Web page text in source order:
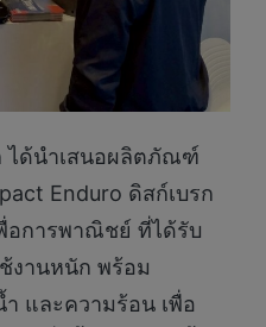
ได้นำเสนอผลิตภัณฑ์
Enduro ดิสก์เบรก
อการพาณิชย์ ที่ได้รับ
งานหนัก พร้อม
และความร้อน เพื่อ